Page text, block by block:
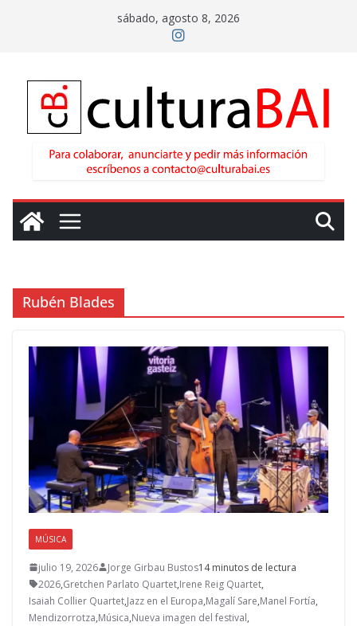
sábado, agosto 8, 2026
Rubén Blades
MÚSICA
julio 19, 2026 Jorge Girbau Bustos14 minutos de lectura
2026,Gretchen Parlato Quartet,Irene Reig Quartet,
Isaiah Collier Quartet,Jazz en el Europa,Magalí Sare,Manel Fortía,
Mendizorrotza,Música,Nueva imagen del festival,